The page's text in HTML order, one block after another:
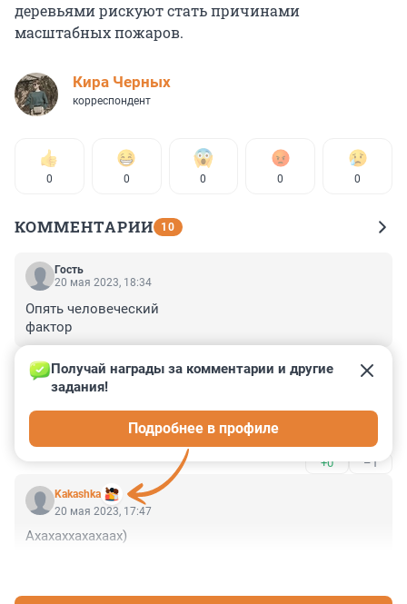
деревьями рискуют стать причинами
масштабных пожаров.
Кира Черных
корреспондент
0 0 0 0 0
КОММЕНТАРИИ 10
Гость
20 мая 2023, 18:34
Опять человеческий
фактор
–0
Гость
пусть горит что жалко чтоли
+0 –1
Kakashka
Получай награды за комментарии и другие
задания!
Подробнее в профиле
20 мая 2023, 17:47
Ахахаххахахаах)